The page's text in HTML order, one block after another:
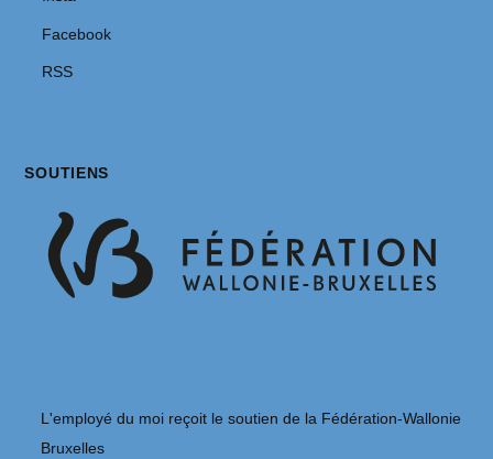
Facebook
RSS
SOUTIENS
L'employé du moi reçoit le soutien de la Fédération-Wallonie
Bruxelles